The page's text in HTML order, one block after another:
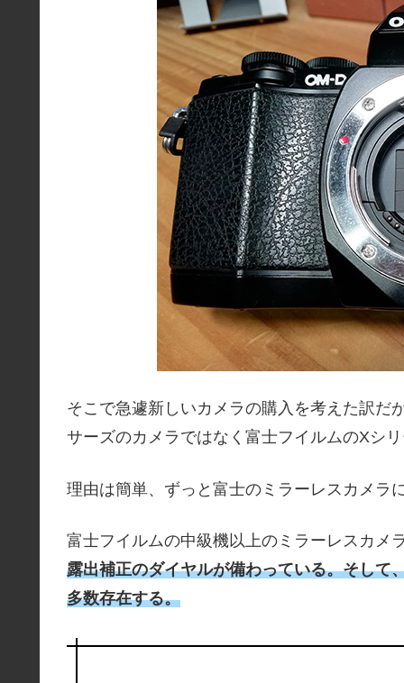
そこで急遽新しいカメラの購入を考えた訳だ
サーズのカメラではなく富士フイルムのXシ
理由は簡単、ずっと富士のミラーレスカメラ
富士フイルムの中級機以上のミラーレスカメ
露出補正のダイヤルが備わっている。そして
多数存在する。